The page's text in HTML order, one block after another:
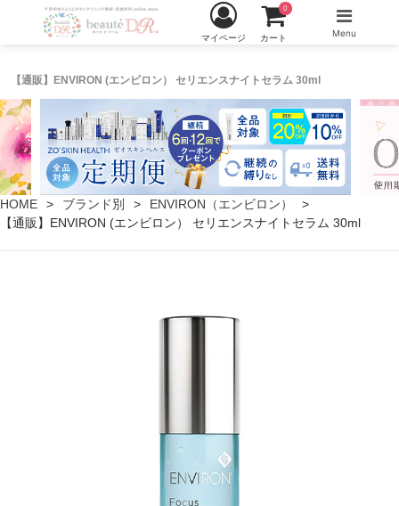
【通販】ENVIRON (エンビロン） セリエンスナイトセラム 30ml
マイページ カート
0
Menu
HOME ブランド別
ENVIRON（エンビロン）
【通販】ENVIRON (エンビロン） セリエンスナイトセラム 30ml